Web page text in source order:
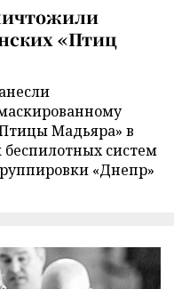
«Птиц
Мадьяра» в
беспилотных систем
«Днепр»